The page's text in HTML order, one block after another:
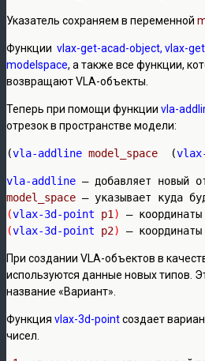
Указатель сохраняем в переменной
Функции vlax-get-acad-object, vlax-
modelspace, а также все функции,
возвращают VLA-объекты.
Теперь при помощи функции vla-
отрезок в пространстве модели:
(vla-addline model_space (
vla-addline
model_space
(vlax-3d-point p1 )
(vlax-3d-point p2) –
При создании VLA-объектов в
используются данные новых типов.
название «Вариант».
Функция vlax-3d-pointсоздает
чисел.